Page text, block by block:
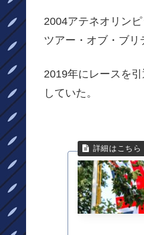
2004アテネオリン
ツアー・オブ・ブ
2019年にレースを
していた。